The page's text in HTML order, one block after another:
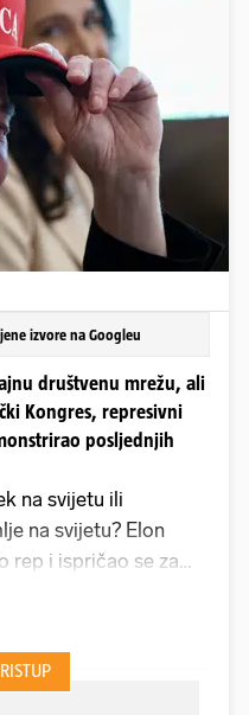
izvore na Googleu
društvenu mrežu, ali
Kongres, represivni
posljednjih
na svijetu ili
na svijetu? Elon
rep i ispričao se za
izborima, pa čak i da
Jeffreya Epsteina. Što